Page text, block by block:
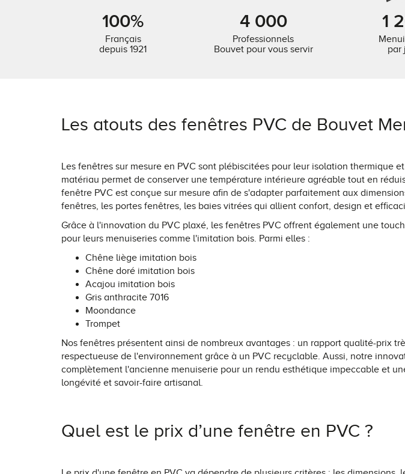
100%
Français
depuis 1921
4 000
Professionnels
Bouvet pour vous servir
1
par
Les atouts des fenêtres PVC de Bouvet
Les fenêtres sur mesure en PVC sont plébiscitées pour leur isolation thermique
matériau permet de conserver une température intérieure agréable tout en
fenêtre PVC est conçue sur mesure afin de s'adapter parfaitement aux
fenêtres, les portes fenêtres, les baies vitrées qui allient confort, design et
Grâce à l'innovation du PVC plaxé, les fenêtres PVC offrent également une
pour leurs menuiseries comme l'imitation bois. Parmi elles :
Chêne liège imitation bois
Chêne doré imitation bois
Acajou imitation bois
Gris anthracite 7016
Moondance
Trompet
Nos fenêtres présentent ainsi de nombreux avantages : un rapport qualité-prix
respectueuse de l'environnement grâce à un PVC recyclable. Aussi, notre
complètement l'ancienne menuiserie pour un rendu esthétique impeccable et
longévité et savoir-faire artisanal.
Quel est le prix d’une fenêtre en PVC ?